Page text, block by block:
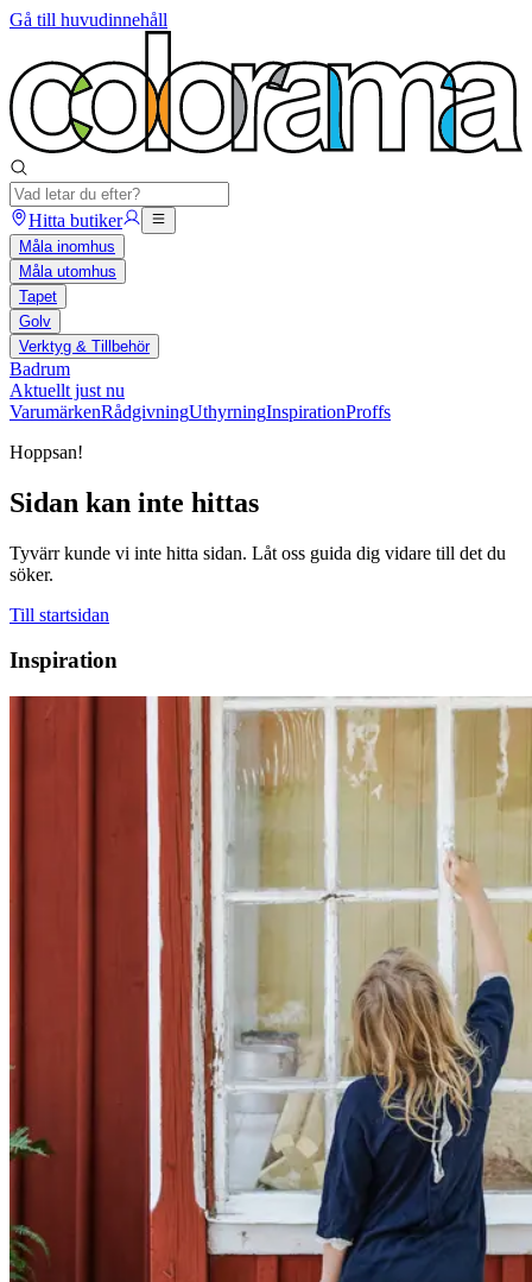
Gå till huvudinnehåll
Hitta butiker
Måla inomhus
Måla utomhus
Tapet
Golv
Verktyg & Tillbehör
Badrum
Aktuellt just nu
VarumärkenRådgivningUthyrningInspirationProffs
Hoppsan!
Sidan kan inte hittas
Tyvärr kunde vi inte hitta sidan. Låt oss guida dig vidare till det du
söker.
Till startsidan
Inspiration